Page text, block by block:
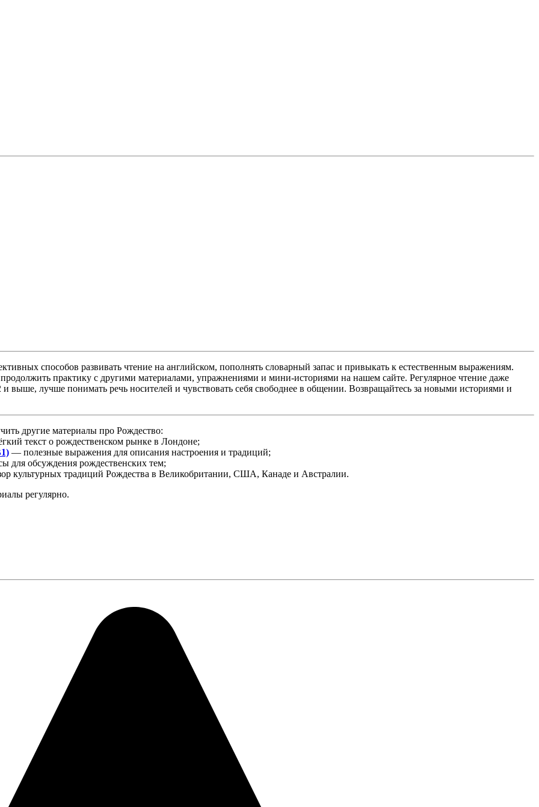
способов развивать чтение на английском, пополнять словарный запас и привыкать к естественным выражениям.
практику с другими материалами, упражнениями и мини-историями на нашем сайте. Регулярное чтение даже
выше, лучше понимать речь носителей и чувствовать себя свободнее в общении. Возвращайтесь за новыми историями и
другие материалы про Рождество:
текст о рождественском рынке в Лондоне;
— полезные выражения для описания настроения и традиций;
для обсуждения рождественских тем;
культурных традиций Рождества в Великобритании, США, Канаде и Австралии.
регулярно.